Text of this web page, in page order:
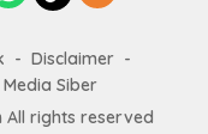
Disclaimer
Siber
rights reserved